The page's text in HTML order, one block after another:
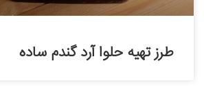
طرز تهیه حلوا آرد گندم ساده